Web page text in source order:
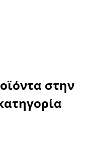
στην